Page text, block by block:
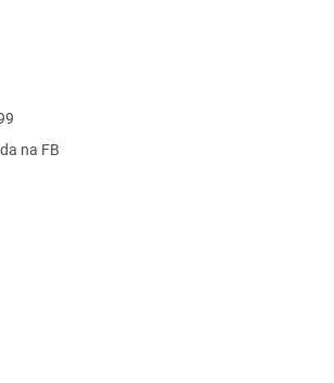
na FB